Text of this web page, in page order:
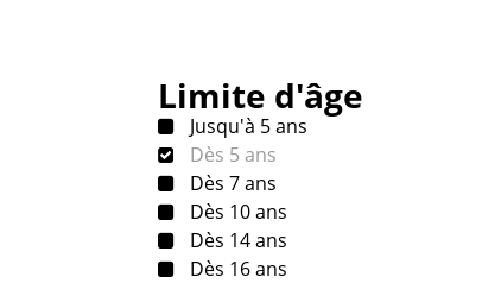
Limite d'âge
Jusqu'à 5 ans
Dès 5 ans
Dès 7 ans
Dès 10 ans
Dès 14 ans
Dès 16 ans